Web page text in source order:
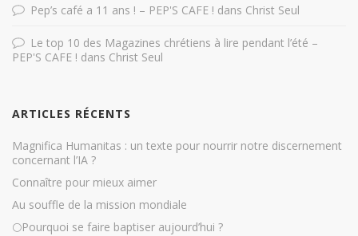
Pep’s café a 11 ans ! – PEP'S CAFE ! dans Christ Seul
Le top 10 des Magazines chrétiens à lire pendant l’été –
PEP'S CAFE ! dans Christ Seul
ARTICLES RÉCENTS
Magnifica Humanitas : un texte pour nourrir notre discernement
concernant l’IA ?
Connaître pour mieux aimer
Au souffle de la mission mondiale
🌕Pourquoi se faire baptiser aujourd’hui ?